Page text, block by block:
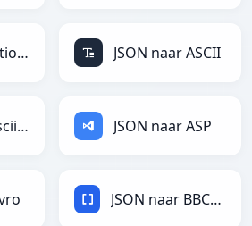
JSON naar ActionScript JSON naar ASCII
JSON naar AsciiDoc JSON naar ASP
JSON naar BBCode